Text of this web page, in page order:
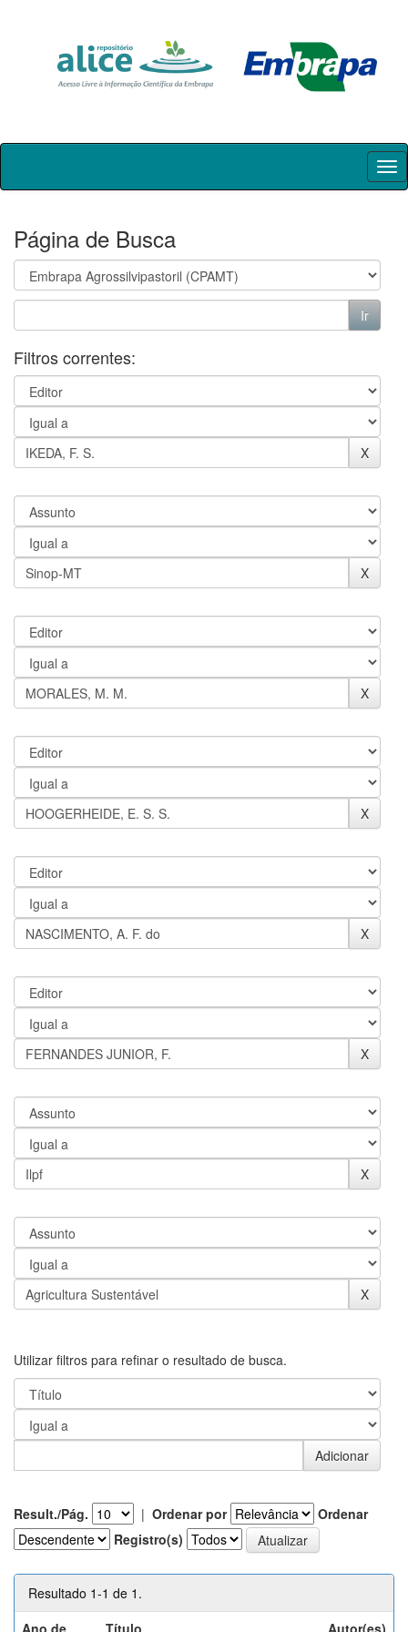
Skip
Página de Busca
Filtros correntes:
Utilizar filtros para refinar o resultado de busca.
Result./Pág. | Ordenar por
Ordenar
Registro(s)
Resultado 1-1 de 1.
Ano de
Título Autor(es)